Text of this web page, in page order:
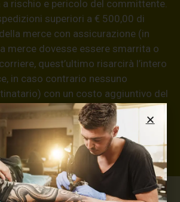
a rischio e pericolo del committente.
superiori a € 500,00 di
merce con assicurazione (in
merce dovesse essere smarrita o
quest’ultimo risarcirà l’intero
in caso contrario nessuno
con un costo aggiuntivo del
del carrello, da richiedere prima
al seguente indirizzo: